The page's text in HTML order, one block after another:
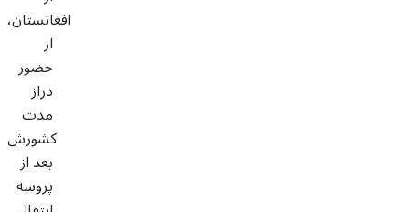
افغانستان،
از
حضور
دراز
مدت
کشورش
بعد از
پروسه